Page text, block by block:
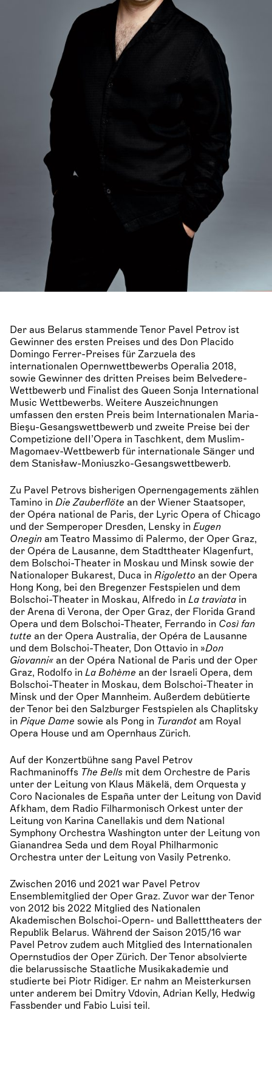
Der aus Belarus stammende Tenor Pavel Petrov ist
Gewinner des ersten Preises und des Don Placido
Domingo Ferrer-Preises für Zarzuela des
internationalen Opernwettbewerbs Operalia 2018,
sowie Gewinner des dritten Preises beim Belvedere-
Wettbewerb und Finalist des Queen Sonja International
Music Wettbewerbs. Weitere Auszeichnungen
umfassen den ersten Preis beim Internationalen Maria-
Bieşu-Gesangswettbewerb und zweite Preise bei der
Competizione deII’Opera in Taschkent, dem Muslim-
Magomaev-Wettbewerb für internationale Sänger und
dem Stanisław-Moniuszko-Gesangswettbewerb.
Zu Pavel Petrovs bisherigen Opernengagements zählen
Tamino in Die Zauberflöte an der Wiener Staatsoper,
der Opéra national de Paris, der Lyric Opera of Chicago
und der Semperoper Dresden, Lensky in Eugen
Onegin am Teatro Massimo di Palermo, der Oper Graz,
der Opéra de Lausanne, dem Stadttheater Klagenfurt,
dem Bolschoi-Theater in Moskau und Minsk sowie der
Nationaloper Bukarest, Duca in Rigoletto an der Opera
Hong Kong, bei den Bregenzer Festspielen und dem
Bolschoi-Theater in Moskau, Alfredo in La traviata in
der Arena di Verona, der Oper Graz, der Florida Grand
Opera und dem Bolschoi-Theater, Ferrando in Così fan
tutte an der Opera Australia, der Opéra de Lausanne
und dem Bolschoi-Theater, Don Ottavio in »Don
Giovanni« an der Opéra National de Paris und der Oper
Graz, Rodolfo in La Bohème an der Israeli Opera, dem
Bolschoi-Theater in Moskau, dem Bolschoi-Theater in
Minsk und der Oper Mannheim. Außerdem debütierte
der Tenor bei den Salzburger Festspielen als Chaplitsky
in Pique Dame sowie als Pong in Turandot am Royal
Opera House und am Opernhaus Zürich.
Auf der Konzertbühne sang Pavel Petrov
Rachmaninoffs The Bells mit dem Orchestre de Paris
unter der Leitung von Klaus Mäkelä, dem Orquesta y
Coro Nacionales de España unter der Leitung von David
Afkham, dem Radio Filharmonisch Orkest unter der
Leitung von Karina Canellakis und dem National
Symphony Orchestra Washington unter der Leitung von
Gianandrea Seda und dem Royal Philharmonic
Orchestra unter der Leitung von Vasily Petrenko.
Zwischen 2016 und 2021 war Pavel Petrov
Ensemblemitglied der Oper Graz. Zuvor war der Tenor
von 2012 bis 2022 Mitglied des Nationalen
Akademischen Bolschoi-Opern- und Balletttheaters der
Republik Belarus. Während der Saison 2015/16 war
Pavel Petrov zudem auch Mitglied des Internationalen
Opernstudios der Oper Zürich. Der Tenor absolvierte
die belarussische Staatliche Musikakademie und
studierte bei Piotr Ridiger. Er nahm an Meisterkursen
unter anderem bei Dmitry Vdovin, Adrian Kelly, Hedwig
Fassbender und Fabio Luisi teil.